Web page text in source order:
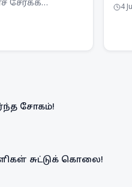
சேர்க்க
4
சோகம்!
சுட்டுக் கொலை!